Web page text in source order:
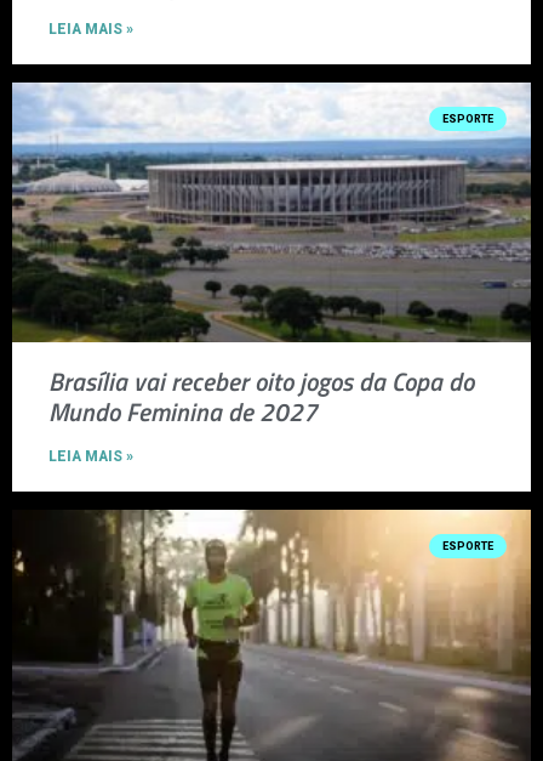
LEIA MAIS »
ESPORTE
Brasília vai receber oito jogos da Copa do
Mundo Feminina de 2027
LEIA MAIS »
ESPORTE